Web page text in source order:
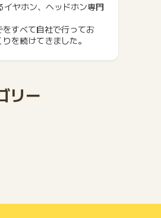
ヤホン、ヘッドホン専門
すべて自社で行ってお
を続けてきました。
リー